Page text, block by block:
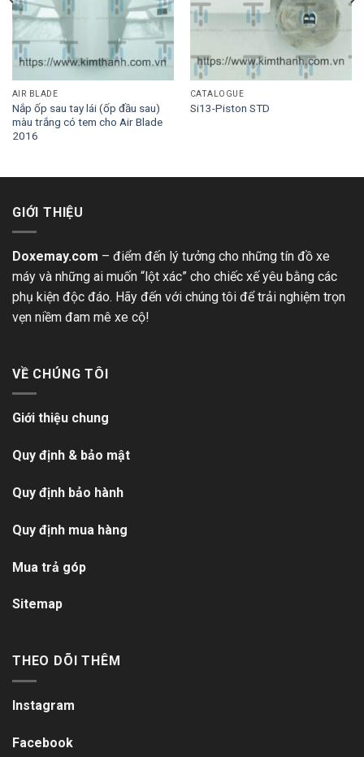
AIR BLADE
Nắp ốp sau tay lái (ốp đầu sau)
màu trắng có tem cho Air Blade
2016
CATALOGUE
Si13-Piston STD
GIỚI THIỆU
Doxemay.com – điểm đến lý tưởng cho những tín đồ xe
máy và những ai muốn “lột xác” cho chiếc xế yêu bằng các
phụ kiện độc đáo. Hãy đến với chúng tôi để trải nghiệm trọn
vẹn niềm đam mê xe cộ!
VỀ CHÚNG TÔI
Giới thiệu chung
Quy định & bảo mật
Quy định bảo hành
Quy định mua hàng
Mua trả góp
Sitemap
THEO DÕI THÊM
Instagram
Facebook